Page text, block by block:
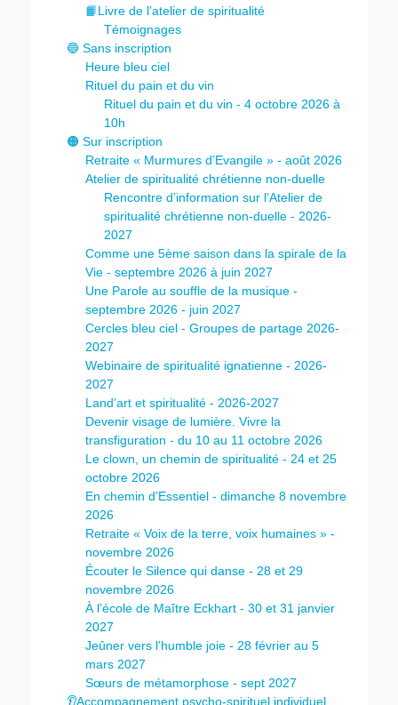
📙Livre de l’atelier de spiritualité
Témoignages
🔵 Sans inscription
Heure bleu ciel
Rituel du pain et du vin
Rituel du pain et du vin - 4 octobre 2026 à
10h
🟠 Sur inscription
Retraite « Murmures d’Evangile » - août 2026
Atelier de spiritualité chrétienne non-duelle
Rencontre d’information sur l’Atelier de
spiritualité chrétienne non-duelle - 2026-
2027
Comme une 5ème saison dans la spirale de la
Vie - septembre 2026 à juin 2027
Une Parole au souffle de la musique -
septembre 2026 - juin 2027
Cercles bleu ciel - Groupes de partage 2026-
2027
Webinaire de spiritualité ignatienne - 2026-
2027
Land’art et spiritualité - 2026-2027
Devenir visage de lumière. Vivre la
transfiguration - du 10 au 11 octobre 2026
Le clown, un chemin de spiritualité - 24 et 25
octobre 2026
En chemin d’Essentiel - dimanche 8 novembre
2026
Retraite « Voix de la terre, voix humaines » -
novembre 2026
Écouter le Silence qui danse - 28 et 29
novembre 2026
À l’école de Maître Eckhart - 30 et 31 janvier
2027
Jeûner vers l’humble joie - 28 février au 5
mars 2027
Sœurs de métamorphose - sept 2027
👂Accompagnement psycho-spirituel individuel